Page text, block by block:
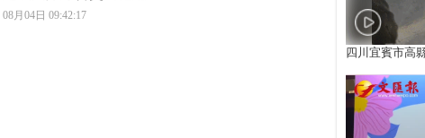
08月04日 09:42:17
四川宜賓市高